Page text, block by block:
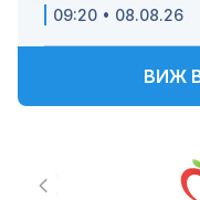
09:20 • 08.08.26
ВИЖ